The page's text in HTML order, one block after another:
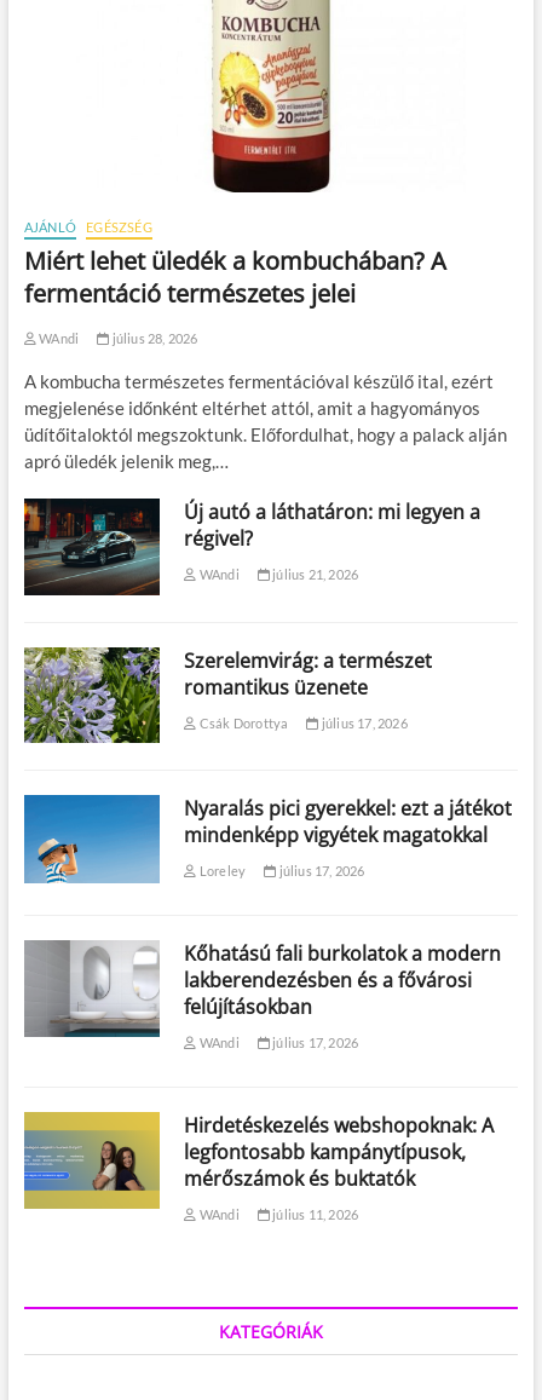
AJÁNLÓ EGÉSZSÉG
Miért lehet üledék a kombuchában? A
fermentáció természetes jelei
WAndi július 28, 2026
A kombucha természetes fermentációval készülő ital, ezért
megjelenése időnként eltérhet attól, amit a hagyományos
üdítőitaloktól megszoktunk. Előfordulhat, hogy a palack alján
apró üledék jelenik meg,…
Új autó a láthatáron: mi legyen a
régivel?
WAndi július 21, 2026
Szerelemvirág: a természet
romantikus üzenete
Csák Dorottya július 17, 2026
Nyaralás pici gyerekkel: ezt a játékot
mindenképp vigyétek magatokkal
Loreley július 17, 2026
Kőhatású fali burkolatok a modern
lakberendezésben és a fővárosi
felújításokban
WAndi július 17, 2026
Hirdetéskezelés webshopoknak: A
legfontosabb kampánytípusok,
mérőszámok és buktatók
WAndi július 11, 2026
KATEGÓRIÁK